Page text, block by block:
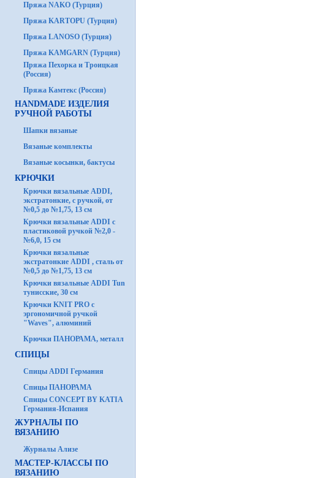
Пряжа NAKO (Турция)
Пряжа KARTOPU (Турция)
Пряжа LANOSO (Турция)
Пряжа KAMGARN (Турция)
Пряжа Пехорка и Троицкая
(Россия)
Пряжа Камтекс (Россия)
HANDMADE ИЗДЕЛИЯ
РУЧНОЙ РАБОТЫ
Шапки вязаные
Вязаные комплекты
Вязаные косынки, бактусы
КРЮЧКИ
Крючки вязальные ADDI,
экстратонкие, с ручкой, от
№0,5 до №1,75, 13 см
Крючки вязальные ADDI с
пластиковой ручкой №2,0 -
№6,0, 15 см
Крючки вязальные
экстратонкие ADDI , сталь от
№0,5 до №1,75, 13 см
Крючки вязальные ADDI Tun
тунисские, 30 см
Крючки KNIT PRO с
эргономичной ручкой
"Waves", алюминий
Крючки ПАНОРАМА, металл
СПИЦЫ
Спицы ADDI Германия
Спицы ПАНОРАМА
Спицы CONCEPT BY KATIA
Германия-Испания
ЖУРНАЛЫ ПО
ВЯЗАНИЮ
Журналы Ализе
МАСТЕР-КЛАССЫ ПО
ВЯЗАНИЮ